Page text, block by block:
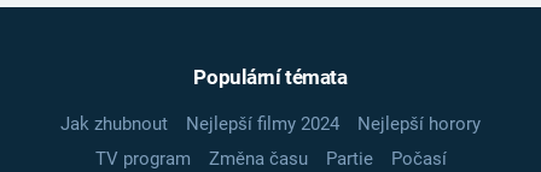
Populární témata
Jak zhubnout Nejlepší filmy 2024
Nejlepší horory
TV program
Změna času Partie
Počasí